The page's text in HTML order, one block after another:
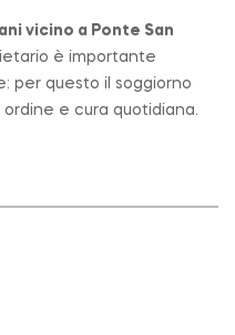
vicino a Ponte San
è importante
per questo il soggiorno
e cura quotidiana.